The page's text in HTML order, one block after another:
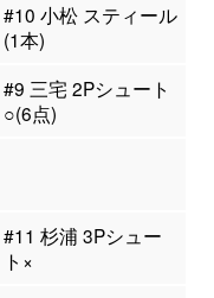
#10 小松 スティール
(1本)
#9 三宅 2Pシュート
○(6点)
#11 杉浦 3Pシュー
ト×